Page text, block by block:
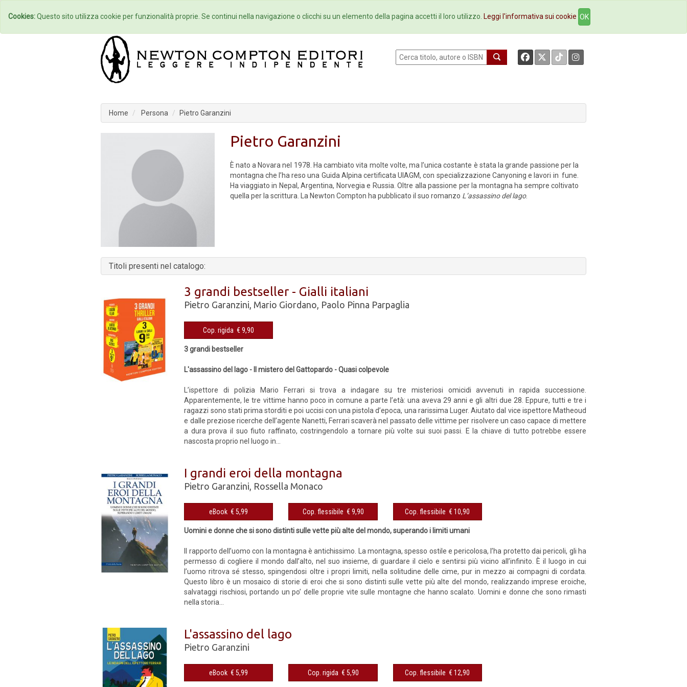
Home Autori Eventi Collane Newsletter Ebookstore Contatti
Home Persona Pietro Garanzini
Pietro Garanzini
È nato a Novara nel 1978. Ha cambiato vita molte volte, ma l’unica costante è stata la grande passione per la
montagna che l’ha reso una Guida Alpina certificata UIAGM, con specializzazione Canyoning e lavori in fune.
Ha viaggiato in Nepal, Argentina, Norvegia e Russia. Oltre alla passione per la montagna ha sempre coltivato
quella per la scrittura. La Newton Compton ha pubblicato il suo romanzo L’assassino del lago.
Titoli presenti nel catalogo:
3 grandi bestseller - Gialli italiani
Pietro Garanzini Mario Giordano Paolo Pinna Parpaglia
Cop. rigida € 9,90
3 grandi bestseller
L'assassino del lago - Il mistero del Gattopardo - Quasi colpevole
L’ispettore di polizia Mario Ferrari si trova a indagare su tre misteriosi omicidi avvenuti in rapida successione.
Apparentemente, le tre vittime hanno poco in comune a parte l’età: una aveva 29 anni e gli altri due 28. Eppure, tutti e tre i
ragazzi sono stati prima storditi e poi uccisi con una pistola d’epoca, una rarissima Luger. Aiutato dal vice ispettore Matheoud
e dalle preziose ricerche dell’agente Nanetti, Ferrari scaverà nel passato delle vittime per risolvere un caso capace di mettere
a dura prova il suo fiuto raffinato, costringendolo a tornare più volte sui suoi passi. E la chiave di tutto potrebbe essere
nascosta proprio nel luogo in...
I grandi eroi della montagna
Pietro Garanzini Rossella Monaco
eBook € 5,99 Cop. flessibile € 9,90 Cop. flessibile € 10,90
Uomini e donne che si sono distinti sulle vette più alte del mondo, superando i limiti umani
Il rapporto dell’uomo con la montagna è antichissimo. La montagna, spesso ostile e pericolosa, l’ha protetto dai pericoli, gli ha
permesso di cogliere il mondo dall’alto, nel suo insieme, di guardare il cielo e sentirsi più vicino all’infinito. È il luogo in cui
l’uomo ritrova sé stesso, spingendosi oltre i propri limiti, nella solitudine delle cime, pur in mezzo ai compagni di cordata.
Questo libro è un mosaico di storie di eroi che si sono distinti sulle vette più alte del mondo, realizzando imprese eroiche,
salvataggi rischiosi, portando un po’ delle proprie vite sulle montagne che hanno scalato. Uomini e donne che sono rimasti
nella storia...
L'assassino del lago
Pietro Garanzini
eBook € 5,99 Cop. rigida € 5,90 Cop. flessibile € 12,90
Cookies:Questo sito utilizza cookie per funzionalità proprie. Se continui nella navigazione o clicchi su un elemento della pagina accetti il loro utilizzo. Leggi l'informativa sui cookie OK